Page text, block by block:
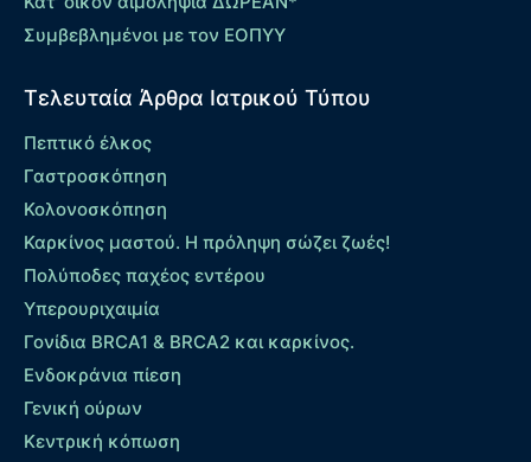
Συμβεβλημένοι με τον ΕΟΠΥΥ
Τελευταία Άρθρα Ιατρικού Τύπου
Πεπτικό έλκος
Γαστροσκόπηση
Κολονοσκόπηση
Καρκίνος μαστού. Η πρόληψη σώζει ζωές!
Πολύποδες παχέος εντέρου
Yπερουριχαιμία
Γονίδια BRCA1 & BRCA2 και καρκίνος.
Ενδοκράνια πίεση
Γενική ούρων
Κεντρική κόπωση